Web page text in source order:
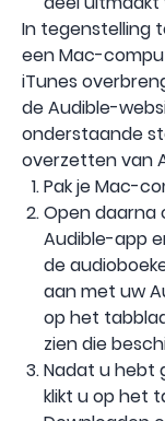
In tegenstelling
een Mac-
iTunes
de Audible-
onderstaande
overzetten van
Pak je Mac-
Open daarna
Audible-app
de
aan met uw
op het
zien die
Nadat u hebt
klikt u op het